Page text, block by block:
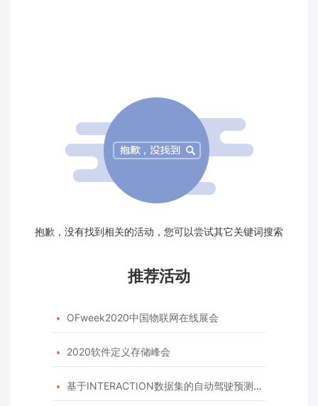
抱歉，没有找到相关的活动，您可以尝试其它关键词搜索
推荐活动
 OFweek2020中国物联网在线展会
 2020软件定义存储峰会
 基于INTERACTION数据集的自动驾驶预测模型挑战赛